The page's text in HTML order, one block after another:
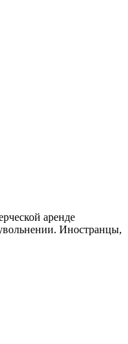
аренде
Иностранцы,